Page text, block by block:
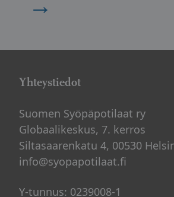
→
Yhteystiedot
Suomen Syöpäpotilaat ry
Globaalikeskus, 7. kerros
Siltasaarenkatu 4, 00530
info@syopapotilaat.fi
Y-tunnus: 0239008-1